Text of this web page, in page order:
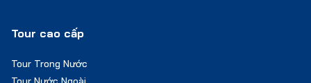
Tour cao cấp
Tour Trong Nước